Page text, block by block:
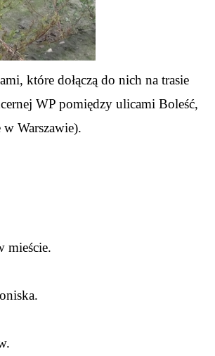
które dołączą do nich na trasie
WP pomiędzy ulicami Boleść,
Warszawie).
mieście.